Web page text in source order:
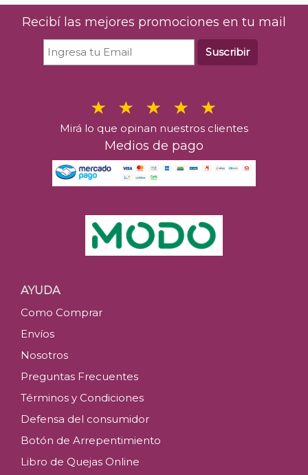
Recibí las mejores promociones en tu mail
Suscribir
Mirá lo que opinan nuestros clientes
Medios de pago
AYUDA
Como Comprar
Envíos
Nosotros
Preguntas Frecuentes
Términos y Condiciones
Defensa del consumidor
Botón de Arrepentimiento
Libro de Quejas Online